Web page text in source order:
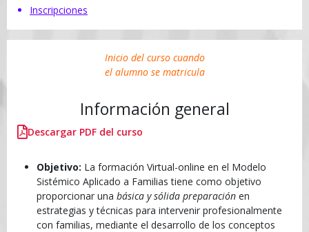
Inscripciones
Inicio del curso cuando
el alumno se matricula
Información general
Descargar PDF del curso
Objetivo: La formación Virtual-online en el Modelo
Sistémico Aplicado a Familias tiene como objetivo
proporcionar una básica y sólida preparación en
estrategias y técnicas para intervenir profesionalmente
con familias, mediante el desarrollo de los conceptos